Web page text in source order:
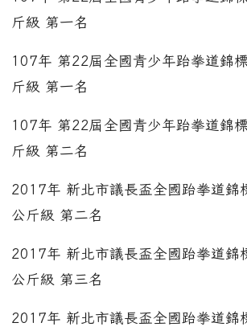
斤級 第一名
107年 第22屆全國青少年跆拳道錦
斤級 第一名
107年 第22屆全國青少年跆拳道錦
斤級 第二名
2017年 新北市議長盃全國跆拳道錦
公斤級 第二名
2017年 新北市議長盃全國跆拳道錦
公斤級 第三名
2017年 新北市議長盃全國跆拳道錦